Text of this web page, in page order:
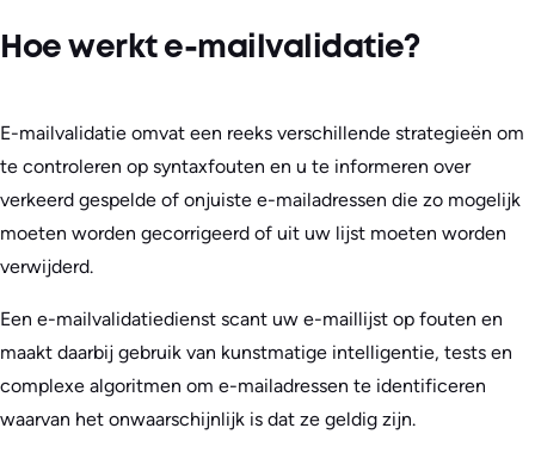
Hoe werkt e-mailvalidatie?
E-mailvalidatie omvat een reeks verschillende strategieën om
te controleren op syntaxfouten en u te informeren over
verkeerd gespelde of onjuiste e-mailadressen die zo mogelijk
moeten worden gecorrigeerd of uit uw lijst moeten worden
verwijderd.
Een e-mailvalidatiedienst scant uw e-maillijst op fouten en
maakt daarbij gebruik van kunstmatige intelligentie, tests en
complexe algoritmen om e-mailadressen te identificeren
waarvan het onwaarschijnlijk is dat ze geldig zijn.